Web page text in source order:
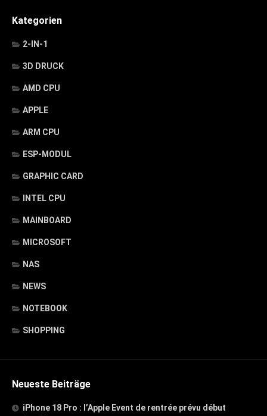
Kategorien
2-IN-1
3D DRUCK
AMD CPU
APPLE
ARM CPU
ESP-MODUL
GRAPHIC CARD
INTEL CPU
MAINBOARD
MICROSOFT
NAS
NEWS
NOTEBOOK
SHOPPING
Neueste Beiträge
iPhone 18 Pro : l’Apple Event de rentrée prévu début